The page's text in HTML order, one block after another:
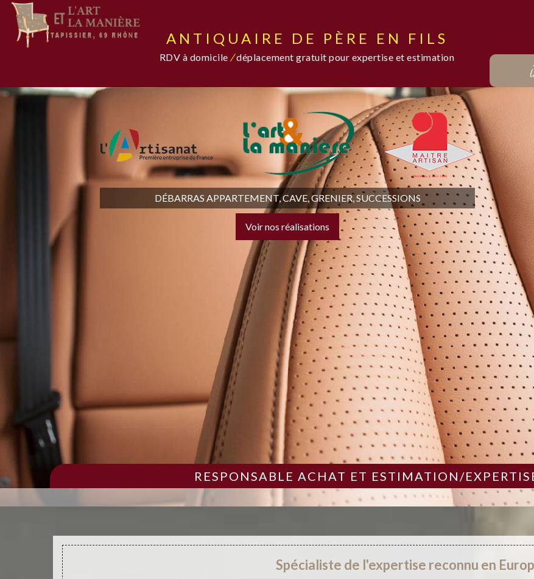
ANTIQUAIRE DE PÈRE EN FILS
RDV à domicile /déplacement gratuit pour expertise et estimation
DÉBARRAS APPARTEMENT, CAVE, GRENIER, SUCCESSIONS
Voir nos réalisations
RESPONSABLE ACHAT ET ESTIMATION/
Spécialiste de l'expertise reconnu en